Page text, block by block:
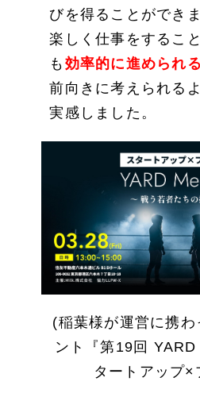
びを得ることができ
楽しく仕事をするこ
も 効率的に進められる
前向きに考えられる
実感しました。
(稲葉様が運営に携
ント『第19回
タートアップ×